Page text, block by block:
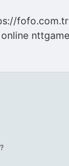
fofo.com.tr
nttgame